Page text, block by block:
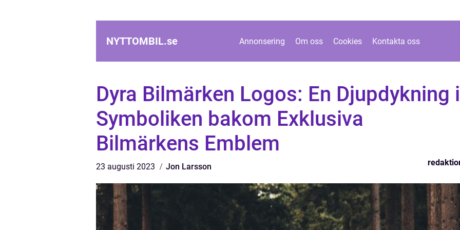
NYTTOMBIL.se Annonsering Om oss Cookies Kontakta oss
Dyra Bilmärken Logos: En Djupdykning i
Symboliken bakom Exklusiva
Bilmärkens Emblem
23 augusti 2023 Jon Larsson